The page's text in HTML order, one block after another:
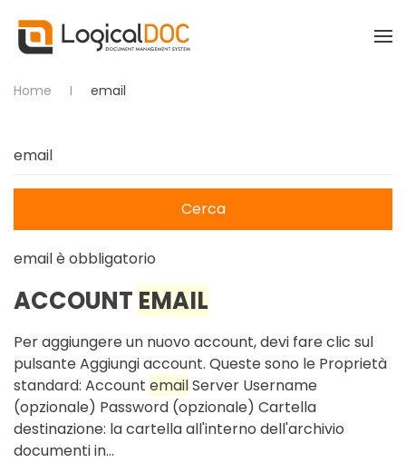
Skip to main content
Home email
Cerca
emailè obbligatorio
ACCOUNT EMAIL
Per aggiungere un nuovo account, devi fare clic sul
pulsante Aggiungi account. Queste sono le Proprietà
standard: Account emailServer Username
(opzionale) Password (opzionale) Cartella
destinazione: la cartella all'interno dell'archivio
documenti in...